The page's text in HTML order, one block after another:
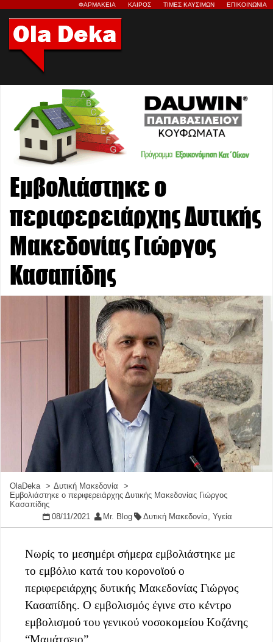
ΦΑΡΜΑΚΕΙΑ ΚΑΙΡΟΣ ΤΙΜΕΣ ΚΑΥΣΙΜΩΝ ΕΠΙΚΟΙΝΩΝΙΑ
Εμβολιάστηκε ο
περιφερειάρχης Δυτικής
Μακεδονίας Γιώργος
Κασαπίδης
OlaDeka
Δυτική Μακεδονία
Εμβολιάστηκε ο περιφερειάρχης Δυτικής Μακεδονίας Γιώργος
Κασαπίδης
08/11/2021
Mr. Blog Δυτική Μακεδονία,Υγεία
Νωρίς το μεσημέρι σήμερα εμβολιάστηκε με
το εμβόλιο κατά του κορονοϊού ο
περιφερειάρχης δυτικής Μακεδονίας Γιώργος
Κασαπίδης. Ο εμβολισμός έγινε στο κέντρο
εμβολισμού του γενικού νοσοκομείου Κοζάνης